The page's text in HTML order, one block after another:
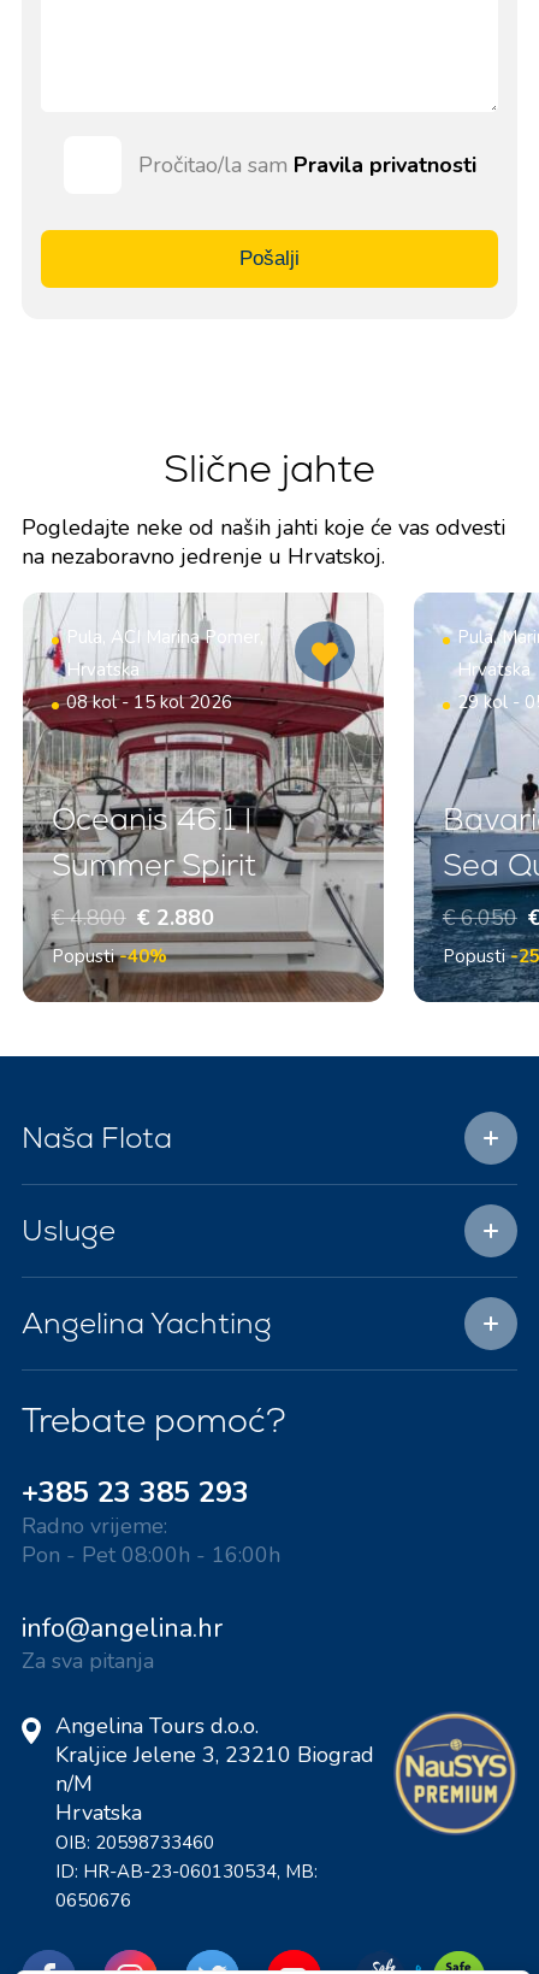
Pročitao/la sam Pravila privatnosti
Pošalji
Slične jahte
Pogledajte neke od naših jahti koje će vas odvesti
na nezaboravno jedrenje u Hrvatskoj.
Pula, ACI Marina Pomer,
Hrvatska
08 kol - 15 kol 2026
Oceanis 46.1 |
Summer Spirit
€ 4.800 € 2.880
Popusti-40%
Pula,
Hrvatska
29 kol -
Sea
€ 6.050
Popusti-
Naša Flota
Usluge
Angelina Yachting
Trebate pomoć?
+385 23 385 293
Radno vrijeme:
Pon - Pet 08:00h - 16:00h
info@angelina.hr
Za sva pitanja
Angelina Tours d.o.o.
Kraljice Jelene 3, 23210 Biograd
n/M
Hrvatska
OIB: 20598733460
ID: HR-AB-23-060130534, MB:
0650676